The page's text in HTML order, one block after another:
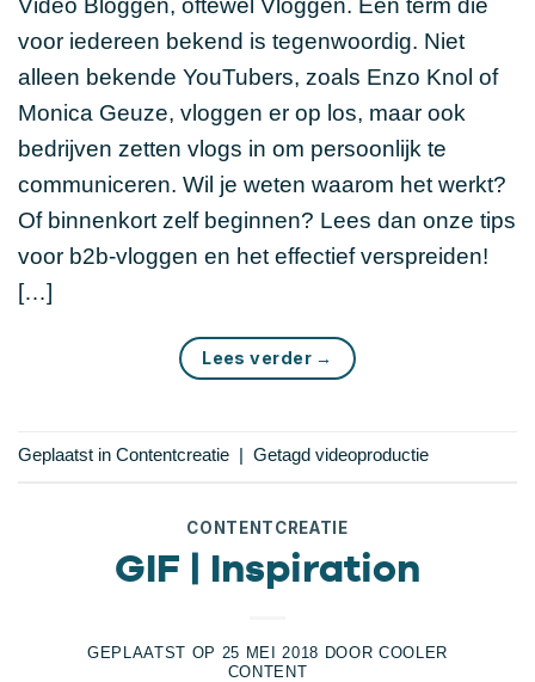
Video Bloggen, oftewel Vloggen. Een term die
voor iedereen bekend is tegenwoordig. Niet
alleen bekende YouTubers, zoals Enzo Knol of
Monica Geuze, vloggen er op los, maar ook
bedrijven zetten vlogs in om persoonlijk te
communiceren. Wil je weten waarom het werkt?
Of binnenkort zelf beginnen? Lees dan onze tips
voor b2b-vloggen en het effectief verspreiden!
[…]
Lees verder →
Geplaatst in Contentcreatie | Getagd videoproductie
CONTENTCREATIE
GIF | Inspiration
GEPLAATST OP 25 MEI 2018 DOORCOOLER
CONTENT